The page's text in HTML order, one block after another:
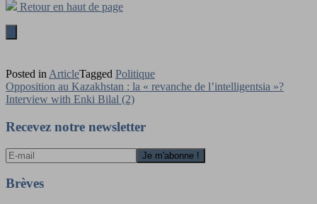
Retour en haut de page
Posted in ArticleTagged Politique
Navigation
de
l’article
Opposition au Kazakhstan : la « revanche de l’intelligentsia »?
Interview with Enki Bilal (2)
Recevez notre newsletter
Brèves